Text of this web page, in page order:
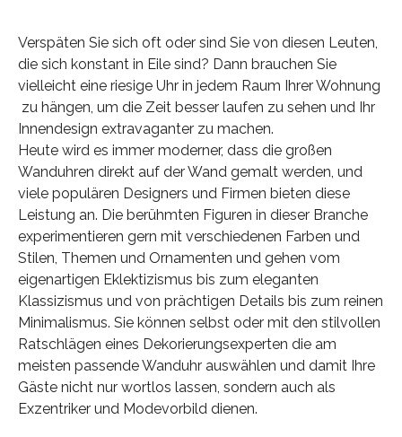
Verspäten Sie sich oft oder sind Sie von diesen Leuten,
die sich konstant in Eile sind? Dann brauchen Sie
vielleicht eine riesige Uhr in jedem Raum Ihrer Wohnung
zu hängen, um die Zeit besser laufen zu sehen und Ihr
Innendesign extravaganter zu machen.
Heute wird es immer moderner, dass die großen
Wanduhren direkt auf der Wand gemalt werden, und
viele populären Designers und Firmen bieten diese
Leistung an. Die berühmten Figuren in dieser Branche
experimentieren gern mit verschiedenen Farben und
Stilen, Themen und Ornamenten und gehen vom
eigenartigen Eklektizismus bis zum eleganten
Klassizismus und von prächtigen Details bis zum reinen
Minimalismus. Sie können selbst oder mit den stilvollen
Ratschlägen eines Dekorierungsexperten die am
meisten passende Wanduhr auswählen und damit Ihre
Gäste nicht nur wortlos lassen, sondern auch als
Exzentriker und Modevorbild dienen.